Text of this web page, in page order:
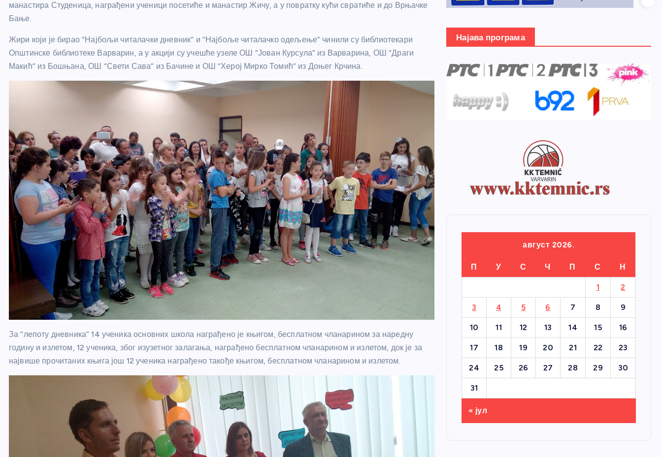
манастира Студеница, награђени ученици посетиће и манастир Жичу, а у повратку кући свратиће и до Врњачке
Бање.
Жири који је бирао “Најбољи читалачки дневник” и “Најбоље читалачко одељење” чинили су библиотекари
Општинске библиотеке Варварин, а у акцији су учешће узеле ОШ “Јован Курсула” из Варварина, ОШ “Драги
Макић” из Бошњана, ОШ “Свети Сава” из Бачине и ОШ “Херој Мирко Томић” из Доњег Крчина.
За “лепоту дневника” 14 ученика основних школа награђено је књигом, бесплатном чланарином за наредну
годину и излетом, 12 ученика, због изузетног залагања, награђено бесплатном чланарином и излетом, док је за
највише прочитаних књига још 12 ученика награђено такође књигом, бесплатном чланарином и излетом.
Најава програма
август 2026.
П У С Ч П С Н
1 2
3 4 5 6 7 8 9
10 11 12 13 14 15 16
17 18 19 20 21 22 23
24 25 26 27 28 29 30
31
« јул